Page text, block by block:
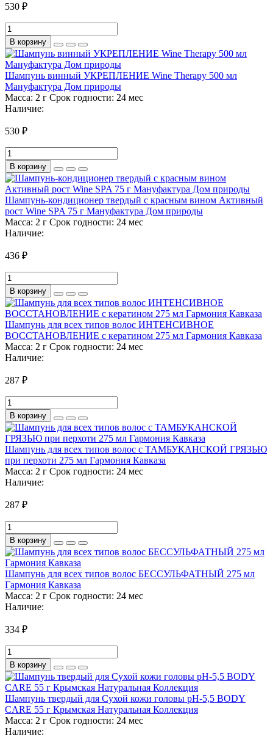
530 ₽
В корзину
Шампунь винный УКРЕПЛЕНИЕ Wine Therapy 500 мл
Мануфактура Дом природы
Масса: 2 г Срок годности: 24 мес
Наличие:
530 ₽
В корзину
Шампунь-кондиционер твердый с красным вином Активный
рост Wine SPA 75 г Мануфактура Дом природы
Масса: 2 г Срок годности: 24 мес
Наличие:
436 ₽
В корзину
Шампунь для всех типов волос ИНТЕНСИВНОЕ
ВОССТАНОВЛЕНИЕ с кератином 275 мл Гармония Кавказа
Масса: 2 г Срок годности: 24 мес
Наличие:
287 ₽
В корзину
Шампунь для всех типов волос с ТАМБУКАНСКОЙ ГРЯЗЬЮ
при перхоти 275 мл Гармония Кавказа
Масса: 2 г Срок годности: 24 мес
Наличие:
287 ₽
В корзину
Шампунь для всех типов волос БЕССУЛЬФАТНЫЙ 275 мл
Гармония Кавказа
Масса: 2 г Срок годности: 24 мес
Наличие:
334 ₽
В корзину
Шампунь твердый для Сухой кожи головы pH-5,5 BODY
CARE 55 г Крымская Натуральная Коллекция
Масса: 2 г Срок годности: 24 мес
Наличие: